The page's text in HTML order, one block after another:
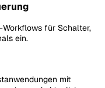
Workflows für Schalter,
ein.
mit